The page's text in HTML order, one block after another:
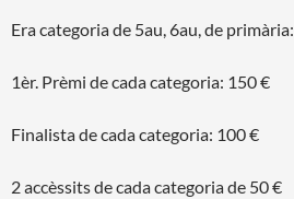
Era categoria de 5au, 6au, de primària:
1èr. Prèmi de cada categoria: 150 €
Finalista de cada categoria: 100 €
2 accèssits de cada categoria de 50 €